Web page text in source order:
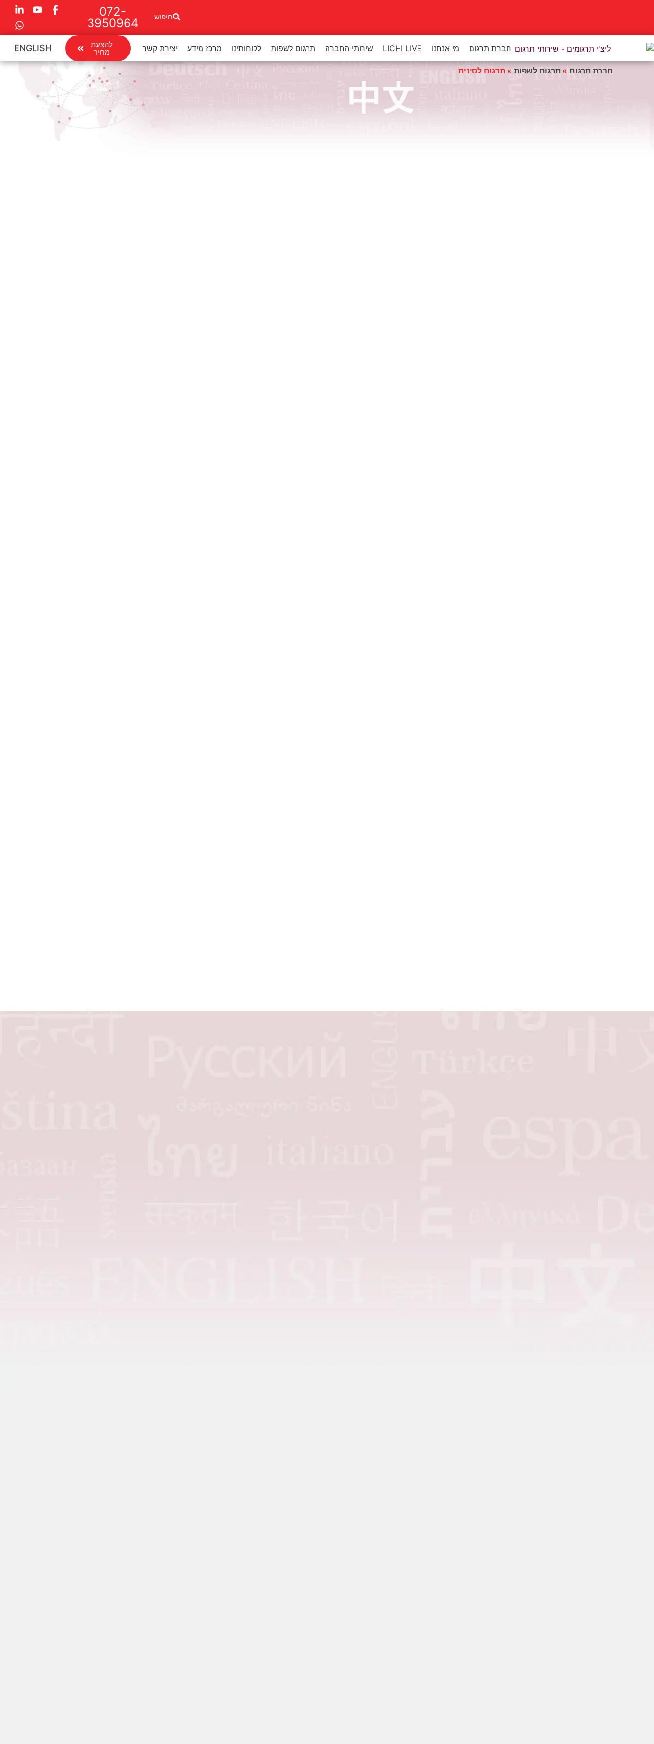
חיפוש
072-
3950964
חברת תרגום מי אנחנו LICHI LIVE שירותי החברה תרגום לשפות לקוחותינו מרכז מידע יצירת קשר להצעת
מחיר ENGLISH
חברת תרגום » תרגום לשפות » תרגום לסינית